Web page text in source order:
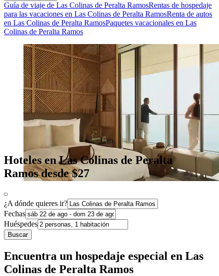
Guía de viaje de Las Colinas de Peralta RamosRentas de hospedaje
para las vacaciones en Las Colinas de Peralta RamosRenta de autos
en Las Colinas de Peralta RamosPaquetes vacacionales en Las
Colinas de Peralta Ramos
Hoteles en Las Colinas de Peralta
Ramos desde $27
¿A dónde quieres ir?
Fechas
Huéspedes
Buscar
Encuentra un hospedaje especial en Las
Colinas de Peralta Ramos